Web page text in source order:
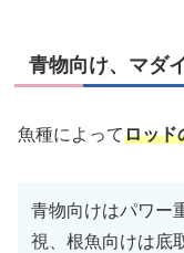
青物向け、マダ
魚種によってロッド
青物向けはパワー
視、根魚向けは底